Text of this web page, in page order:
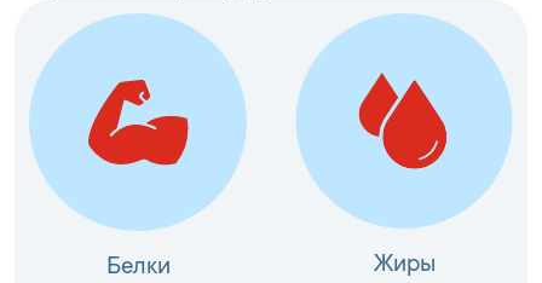
Белки Жиры